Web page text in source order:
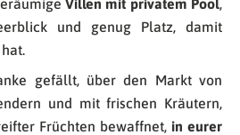
Villen mit privatem Pool,
und genug Platz, damit
gefällt, über den Markt von
und mit frischen Kräutern,
Früchten bewaffnet, in eurer